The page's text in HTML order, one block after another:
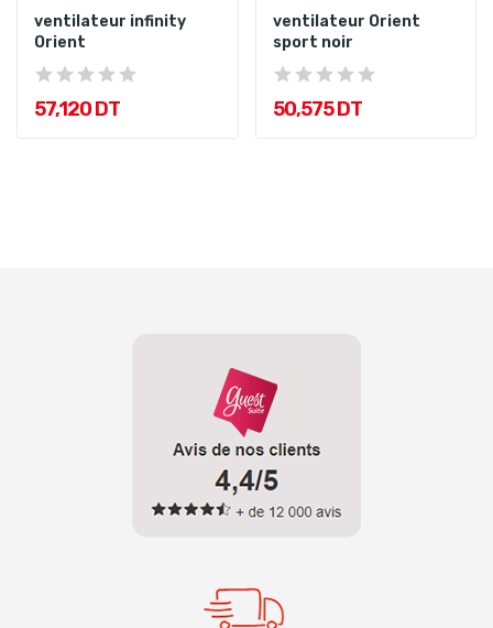
ventilateur infinity
Orient
57,120 DT
ventilateur Orient
sport noir
50,575 DT